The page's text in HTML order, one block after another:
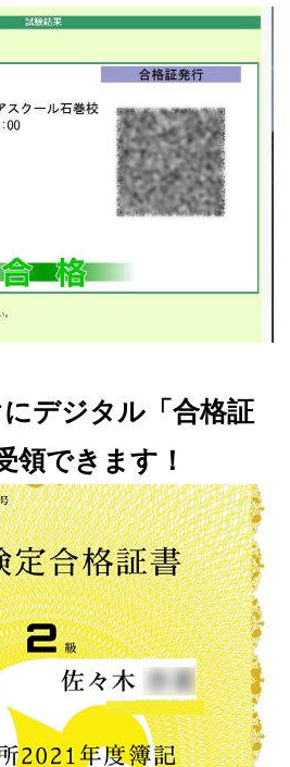
デジタル「合格証
領できます！